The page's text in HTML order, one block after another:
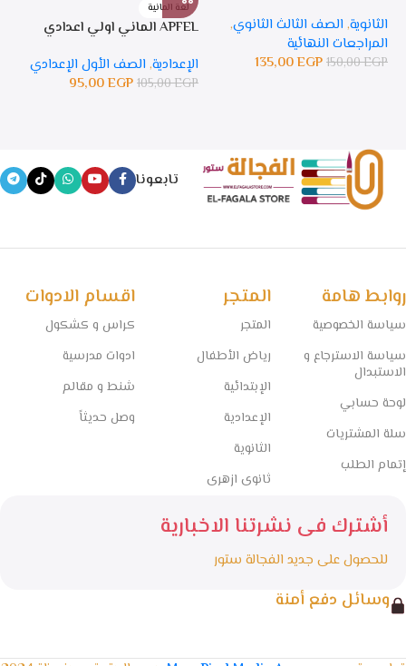
الثانوية, الصف الثالث الثانوي,
المراجعات النهائية
150,00EGP
135,00EGP
لغة المانية
APFEL الماني اولي اعدادي
الإعدادية, الصف الأول الإعدادي
105,00EGP
95,00EGP
تابعونا
روابط هامة
سياسة الخصوصية
سياسة الاسترجاع و
الاستبدال
لوحة حسابي
سلة المشتريات
إتمام الطلب
المتجر
المتجر
رياض الأطفال
الإبتدائية
الإعدادية
الثانوية
ثانوى ازهرى
اقسام الادوات
كراس و كشكول
ادوات مدرسية
شنط و مقالم
وصل حديثاً
أشترك فى نشرتنا الاخبارية
للحصول على جديد الفجالة ستور
وسائل دفع أمنة